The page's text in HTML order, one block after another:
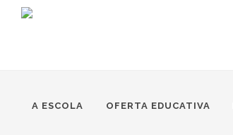
A ESCOLA OFERTA EDUCATIVA